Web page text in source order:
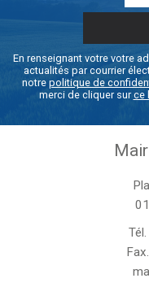
En renseignant votre votre
actualités par courrier
notre politique de
merci de cliquer surce
Tél.